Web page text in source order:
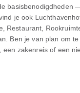
basisbenodigdheden
je ook
Restaurant,
Ben je van plan om
zakenreis of een